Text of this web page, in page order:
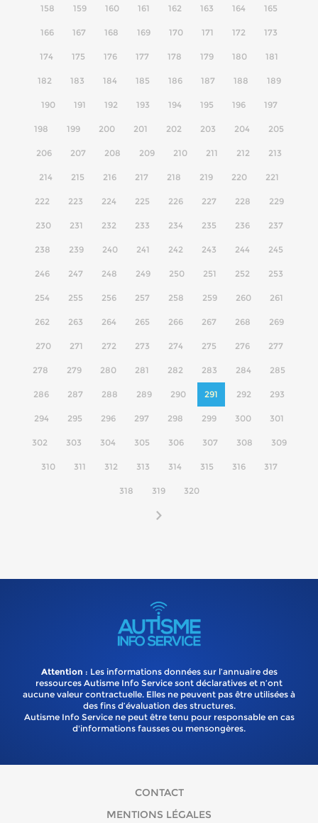
158 159 160 161 162 163 164 165
166 167 168 169 170 171 172 173
174 175 176 177 178 179 180 181
182 183 184 185 186 187 188 189
190 191 192 193 194 195 196 197
198 199 200 201 202 203 204 205
206 207 208 209 210 211 212 213
214 215 216 217 218 219 220 221
222 223 224 225 226 227 228 229
230 231 232 233 234 235 236 237
238 239 240 241 242 243 244 245
246 247 248 249 250 251 252 253
254 255 256 257 258 259 260 261
262 263 264 265 266 267 268 269
270 271 272 273 274 275 276 277
278 279 280 281 282 283 284 285
286 287 288 289 290 291 292 293
294 295 296 297 298 299 300 301
302 303 304 305 306 307 308 309
310 311 312 313 314 315 316 317
318 319 320
Attention : Les informations données sur l’annuaire des
ressources Autisme Info Service sont déclaratives et n’ont
aucune valeur contractuelle. Elles ne peuvent pas être utilisées à
des fins d’évaluation des structures.
Autisme Info Service ne peut être tenu pour responsable en cas
d'informations fausses ou mensongères.
CONTACT
MENTIONS LÉGALES